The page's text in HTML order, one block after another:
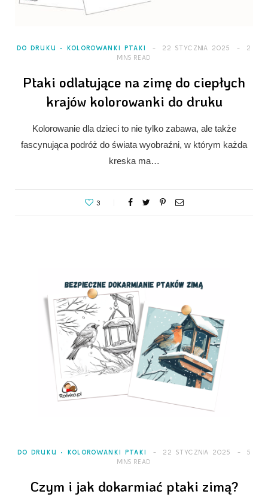
DO DRUKU KOLOROWANKI PTAKI 22 STYCZNIA 2025
2
MINS READ
Ptaki odlatujące na zimę do ciepłych
krajów kolorowanki do druku
Kolorowanie dla dzieci to nie tylko zabawa, ale także
fascynująca podróż do świata wyobraźni, w którym każda
kreska ma…
3
DO DRUKU KOLOROWANKI PTAKI 22 STYCZNIA 2025
5
MINS READ
Czym i jak dokarmiać ptaki zimą?